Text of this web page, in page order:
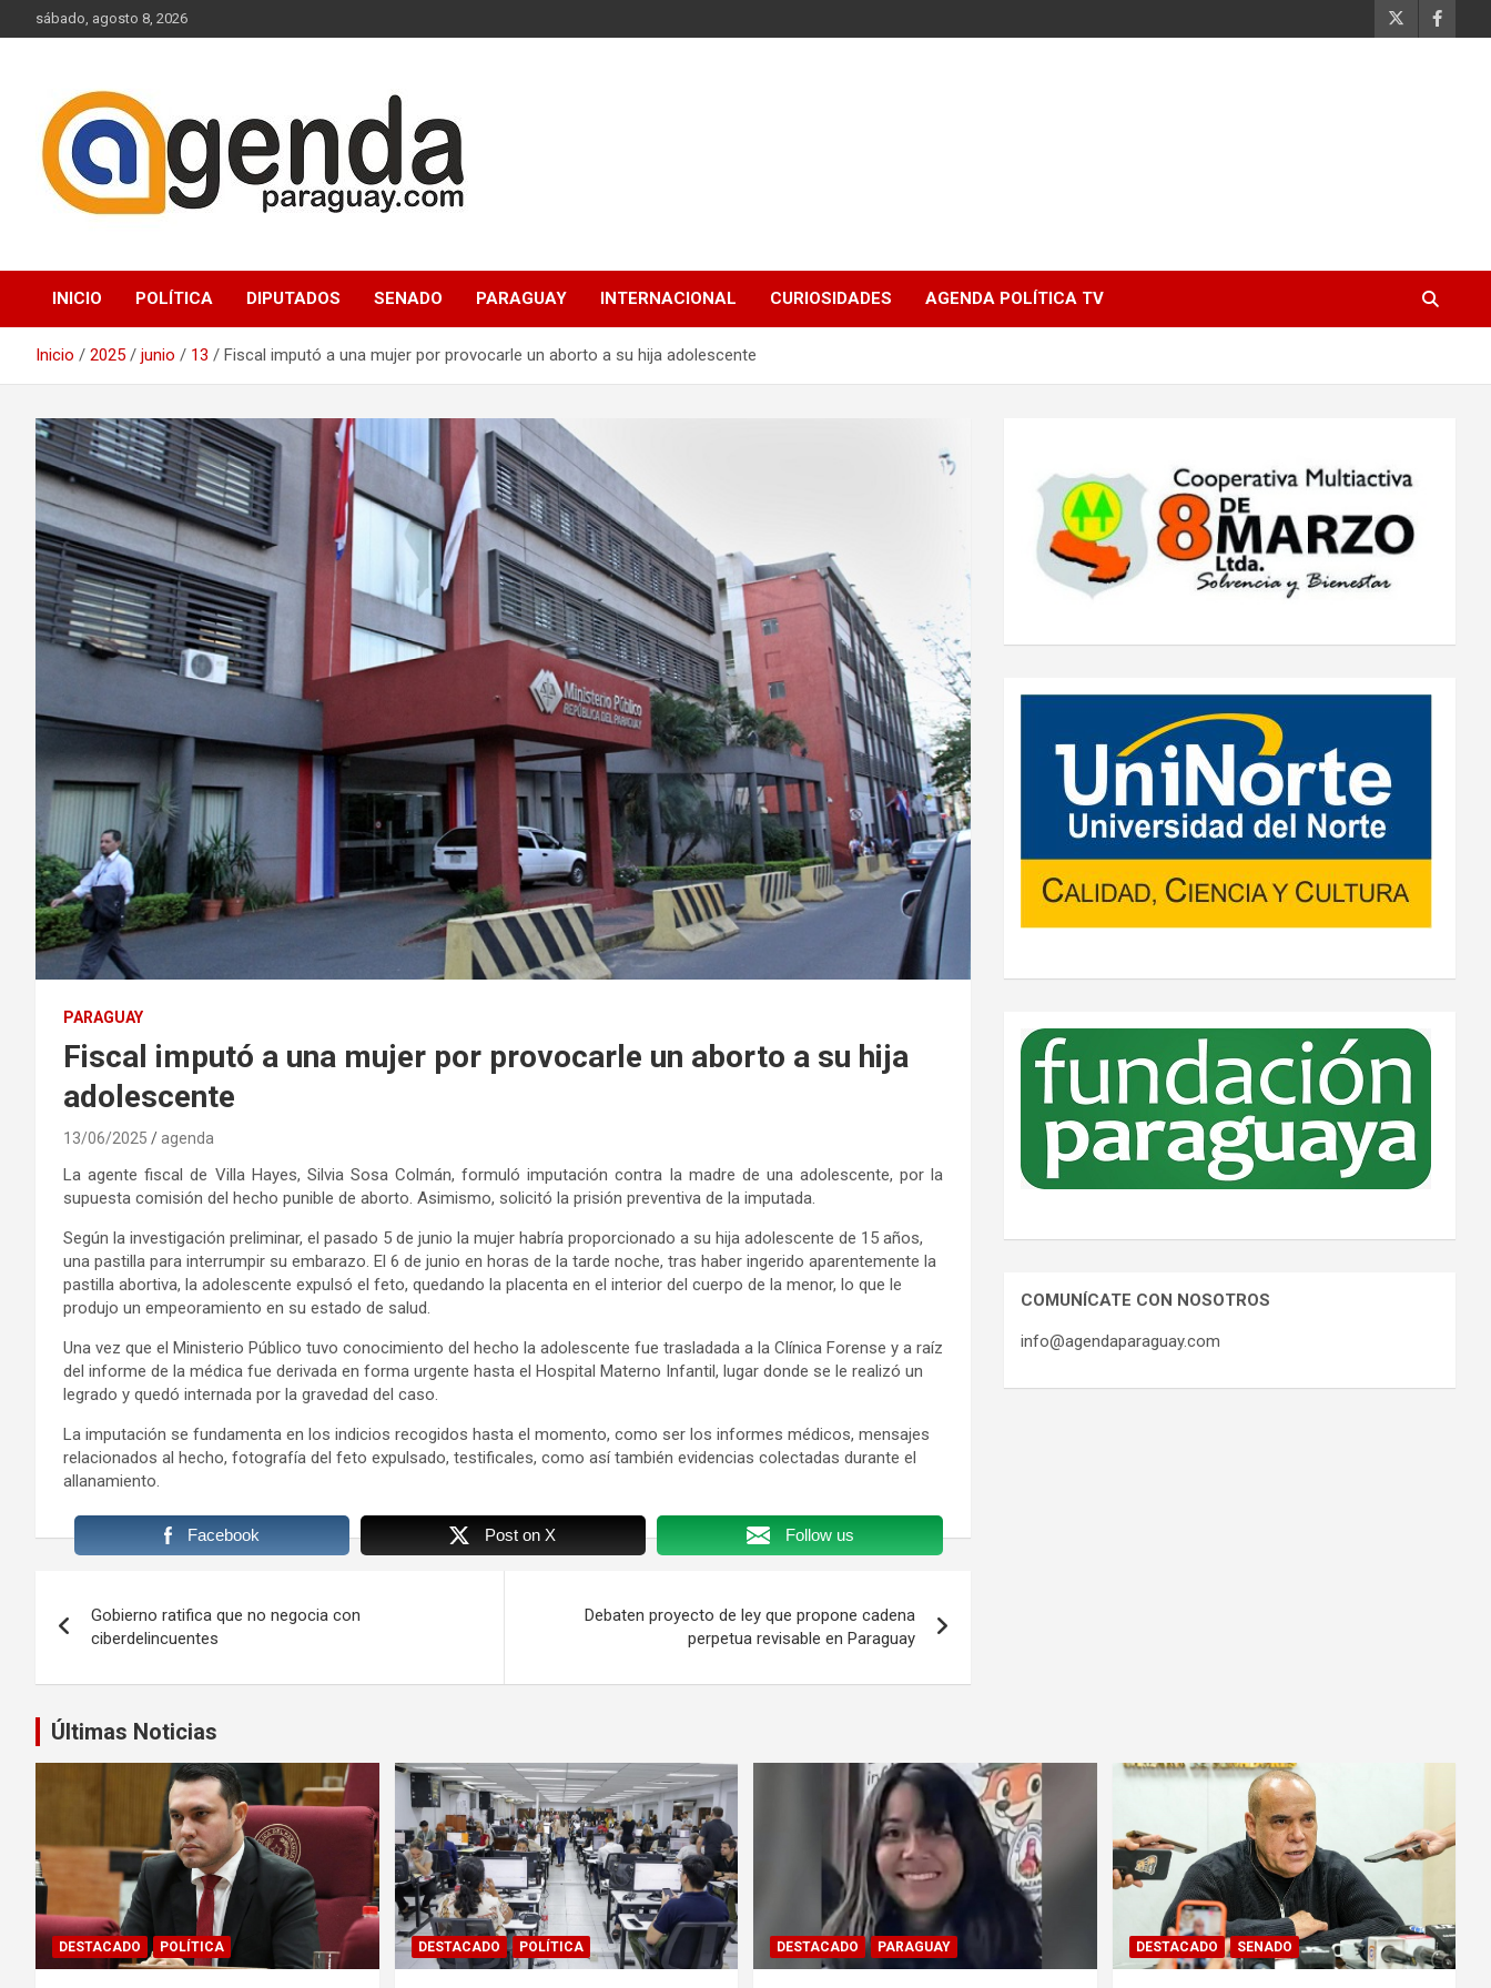
al
sábado, agosto 8, 2026
Agenda Paraguay
INICIO POLÍTICA DIPUTADOS SENADO PARAGUAY INTERNACIONAL CURIOSIDADES AGENDA POLÍTICA TV
Inicio 2025 junio 13 Fiscal imputó a una mujer por provocarle un aborto a su hija adolescente
PARAGUAY
Fiscal imputó a una mujer por provocarle un aborto a su hija
adolescente
13/06/2025 agenda
La agente fiscal de Villa Hayes, Silvia Sosa Colmán, formuló imputación contra la madre de una adolescente, por la
supuesta comisión del hecho punible de aborto. Asimismo, solicitó la prisión preventiva de la imputada.
Según la investigación preliminar, el pasado 5 de junio la mujer habría proporcionado a su hija adolescente de 15 años,
una pastilla para interrumpir su embarazo. El 6 de junio en horas de la tarde noche, tras haber ingerido aparentemente la
pastilla abortiva, la adolescente expulsó el feto, quedando la placenta en el interior del cuerpo de la menor, lo que le
produjo un empeoramiento en su estado de salud.
Una vez que el Ministerio Público tuvo conocimiento del hecho la adolescente fue trasladada a la Clínica Forense y a raíz
del informe de la médica fue derivada en forma urgente hasta el Hospital Materno Infantil, lugar donde se le realizó un
legrado y quedó internada por la gravedad del caso.
La imputación se fundamenta en los indicios recogidos hasta el momento, como ser los informes médicos, mensajes
relacionados al hecho, fotografía del feto expulsado, testificales, como así también evidencias colectadas durante el
allanamiento.
Facebook Post on X Follow us
de
entradas
Gobierno ratifica que no negocia con
ciberdelincuentes
Debaten proyecto de ley que propone cadena
perpetua revisable en Paraguay
COMUNÍCATE CON NOSOTROS
info@agendaparaguay.com
Últimas Noticias
DESTACADO POLÍTICA DESTACADO POLÍTICA DESTACADO PARAGUAY DESTACADO SENADO